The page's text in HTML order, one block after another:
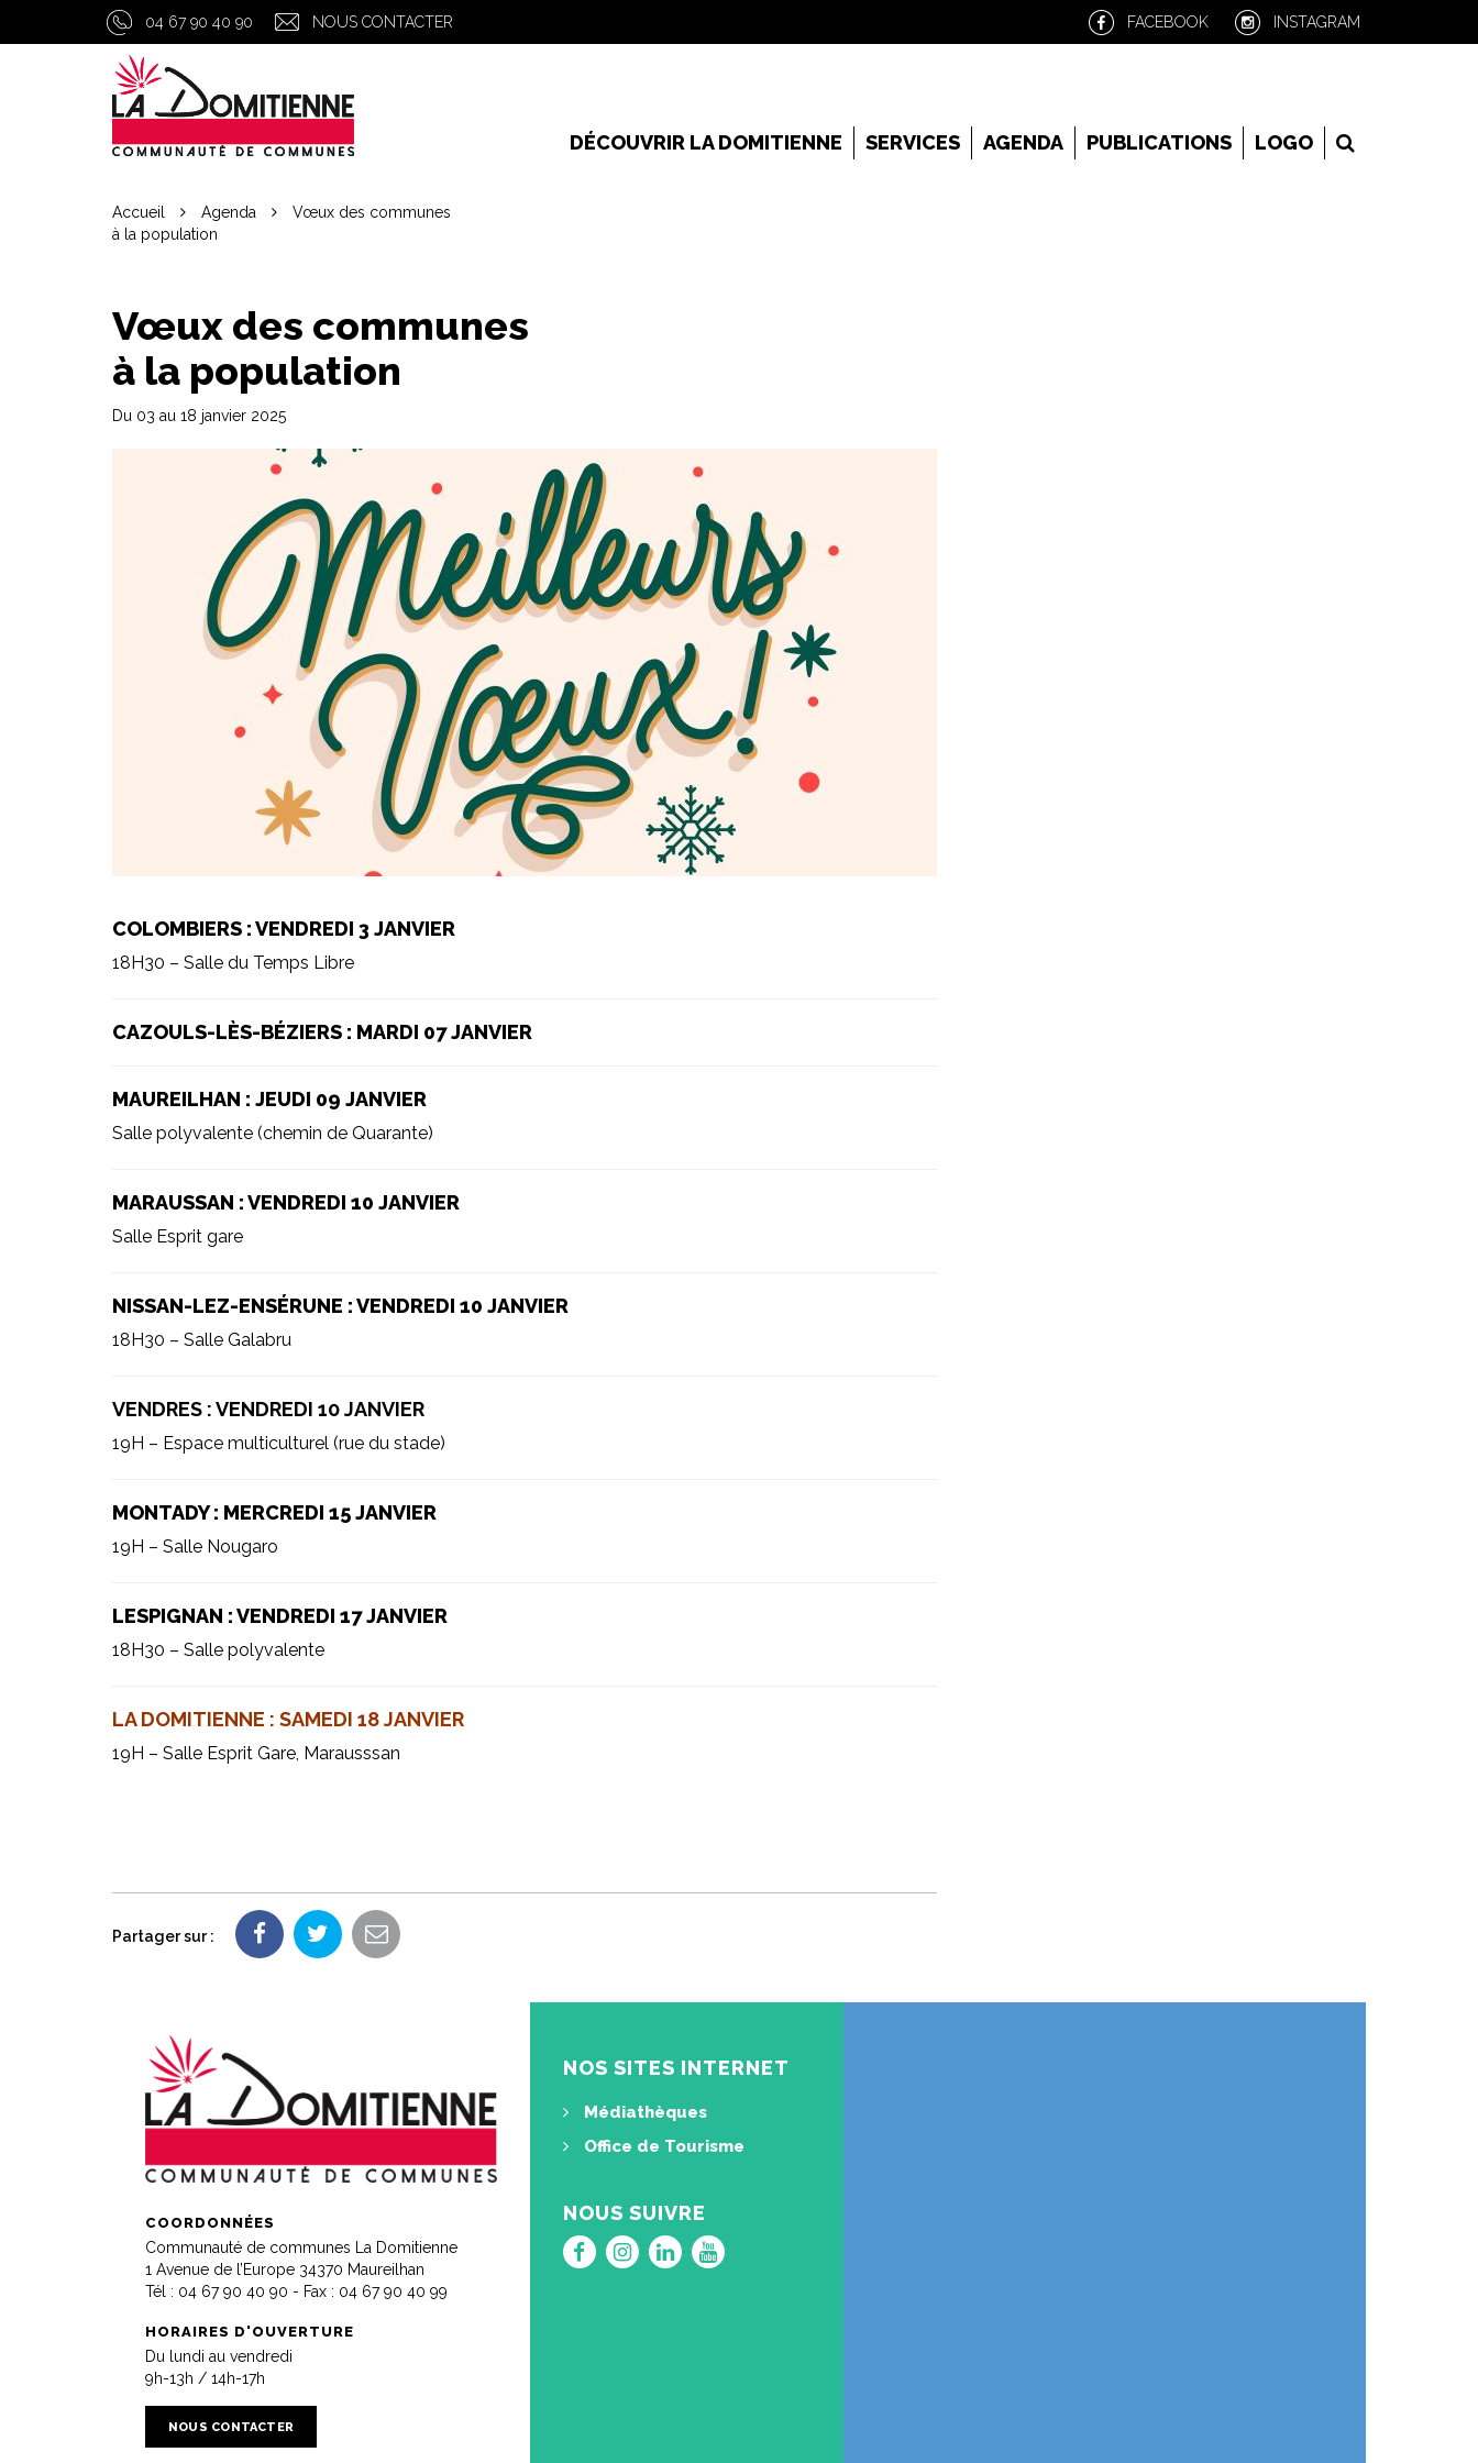
Gestion des traceurs
04 67 90 40 90 NOUS CONTACTER FACEBOOK INSTAGRAM
DÉCOUVRIR LA DOMITIENNE SERVICES AGENDA PUBLICATIONS LOGO
Accueil Agenda
Vœux des communes
à la population
Vœux des communes
à la population
Du 03 au 18 janvier 2025
COLOMBIERS : VENDREDI 3 JANVIER
18H30 – Salle du Temps Libre
CAZOULS-LÈS-BÉZIERS : MARDI 07 JANVIER
MAUREILHAN : JEUDI 09 JANVIER
Salle polyvalente (chemin de Quarante)
MARAUSSAN : VENDREDI 10 JANVIER
Salle Esprit gare
NISSAN-LEZ-ENSÉRUNE : VENDREDI 10 JANVIER
18H30 – Salle Galabru
VENDRES : VENDREDI 10 JANVIER
19H – Espace multiculturel (rue du stade)
MONTADY : MERCREDI 15 JANVIER
19H – Salle Nougaro
LESPIGNAN : VENDREDI 17 JANVIER
18H30 – Salle polyvalente
LA DOMITIENNE : SAMEDI 18 JANVIER
19H – Salle Esprit Gare, Marausssan
Partager sur :
COORDONNÉES
Communauté de communes La Domitienne
1 Avenue de l’Europe 34370 Maureilhan
Tél : 04 67 90 40 90 - Fax : 04 67 90 40 99
HORAIRES D'OUVERTURE
Du lundi au vendredi
9h-13h / 14h-17h
NOUS CONTACTER
NOS SITES INTERNET
Médiathèques
Office de Tourisme
NOUS SUIVRE
Lien
vers
Lien
vers
Lien
vers
Lien